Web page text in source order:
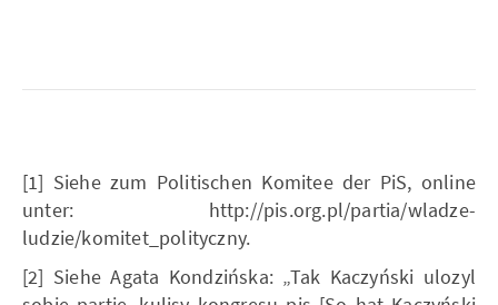
[1] Siehe zum Politischen Komitee der PiS, online
unter: http://pis.org.pl/partia/wladze-
ludzie/komitet_polityczny.
[2] Siehe Agata Kondzińska: „Tak Kaczyński ulozyl